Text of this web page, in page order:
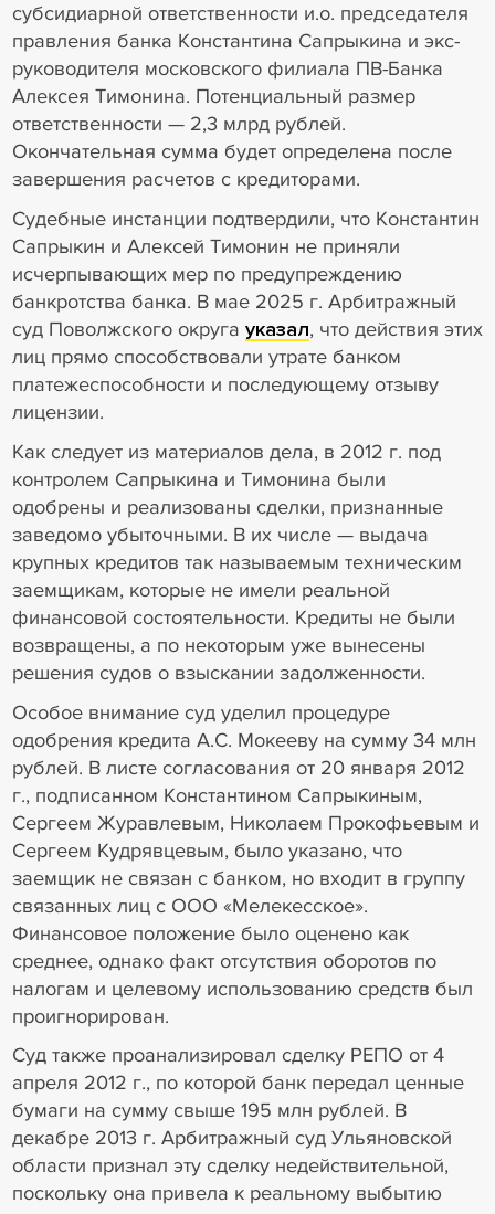
субсидиарной ответственности и.о. председателя
правления банка Константина Сапрыкина и экс-
руководителя московского филиала ПВ-Банка
Алексея Тимонина. Потенциальный размер
ответственности — 2,3 млрд рублей.
Окончательная сумма будет определена после
завершения расчетов с кредиторами.
Судебные инстанции подтвердили, что Константин
Сапрыкин и Алексей Тимонин не приняли
исчерпывающих мер по предупреждению
банкротства банка. В мае 2025 г. Арбитражный
суд Поволжского округа указал, что действия этих
лиц прямо способствовали утрате банком
платежеспособности и последующему отзыву
лицензии.
Как следует из материалов дела, в 2012 г. под
контролем Сапрыкина и Тимонина были
одобрены и реализованы сделки, признанные
заведомо убыточными. В их числе — выдача
крупных кредитов так называемым техническим
заемщикам, которые не имели реальной
финансовой состоятельности. Кредиты не были
возвращены, а по некоторым уже вынесены
решения судов о взыскании задолженности.
Особое внимание суд уделил процедуре
одобрения кредита А.С. Мокееву на сумму 34 млн
рублей. В листе согласования от 20 января 2012
г., подписанном Константином Сапрыкиным,
Сергеем Журавлевым, Николаем Прокофьевым и
Сергеем Кудрявцевым, было указано, что
заемщик не связан с банком, но входит в группу
связанных лиц с ООО «Мелекесское».
Финансовое положение было оценено как
среднее, однако факт отсутствия оборотов по
налогам и целевому использованию средств был
проигнорирован.
Суд также проанализировал сделку РЕПО от 4
апреля 2012 г., по которой банк передал ценные
бумаги на сумму свыше 195 млн рублей. В
декабре 2013 г. Арбитражный суд Ульяновской
области признал эту сделку недействительной,
поскольку она привела к реальному выбытию